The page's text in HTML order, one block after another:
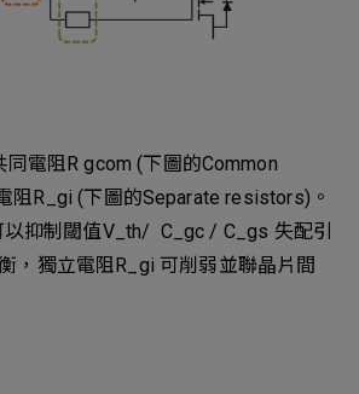
電阻R gcom (下圖的Common
阻R_gi (下圖的Separate resistors)。
抑制閾值V_th/ C_gc / C_gs 失配引
，獨立電阻R_gi 可削弱並聯晶片間